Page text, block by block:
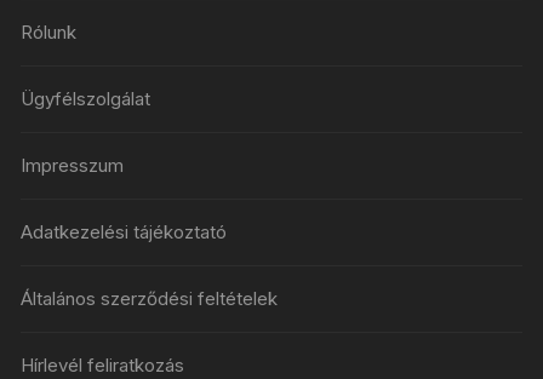
Rólunk
Ügyfélszolgálat
Impresszum
Adatkezelési tájékoztató
Általános szerződési feltételek
Hírlevél feliratkozás